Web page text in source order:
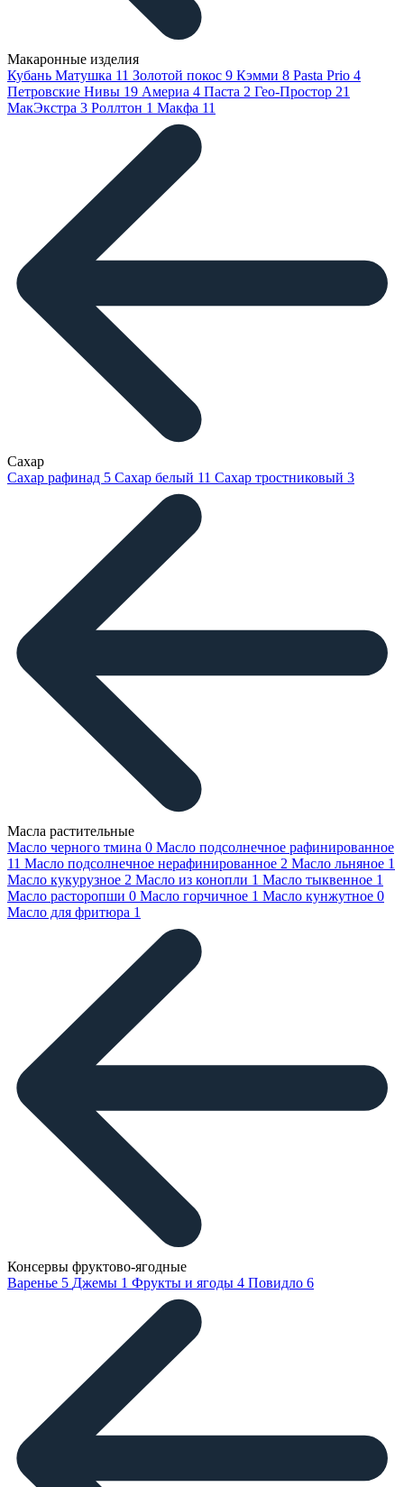
Макаронные изделия
Кубань Матушка 11 Золотой покос 9 Кэмми 8 Pasta Prio 4
Петровские Нивы 19 Америа 4 Паста 2 Гео-Простор 21
МакЭкстра 3 Роллтон 1 Макфа 11
Сахар
Сахар рафинад 5 Сахар белый 11 Сахар тростниковый 3
Масла растительные
Масло черного тмина 0 Масло подсолнечное рафинированное
11 Масло подсолнечное нерафинированное 2 Масло льняное 1
Масло кукурузное 2 Масло из конопли 1 Масло тыквенное 1
Масло расторопши 0 Масло горчичное 1 Масло кунжутное 0
Масло для фритюра 1
Консервы фруктово-ягодные
Варенье 5 Джемы 1 Фрукты и ягоды 4 Повидло 6